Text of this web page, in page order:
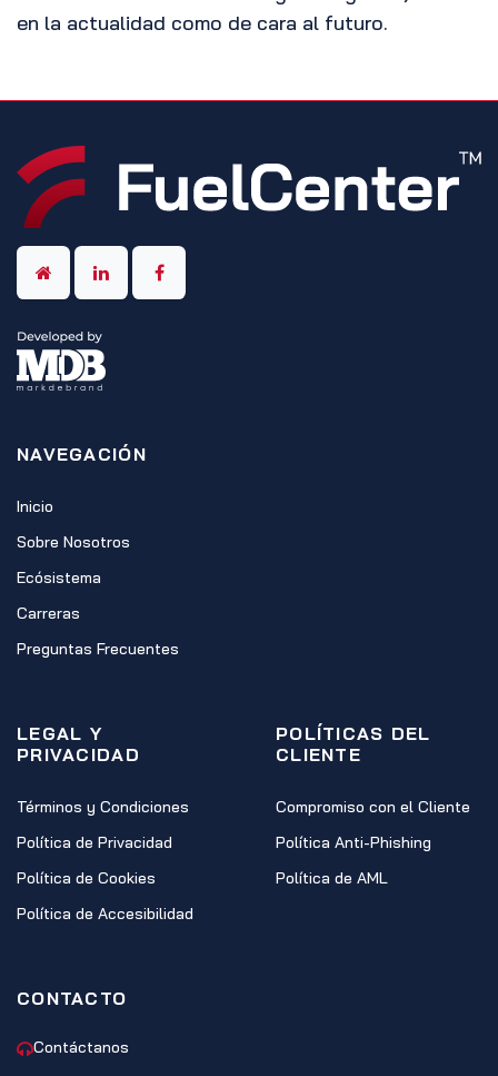
en la actualidad como de cara al futuro.
NAVEGACIÓN
Inicio
Sobre Nosotros
Ecósistema
Carreras
Preguntas Frecuentes
LEGAL Y
PRIVACIDAD
Términos y Condiciones
Política de Privacidad
Política de Cookies
Política de Accesibilidad
POLÍTICAS DEL
CLIENTE
Compromiso con el Cliente
Política Anti-Phishing
Política de AML
CONTACTO
Contáctanos